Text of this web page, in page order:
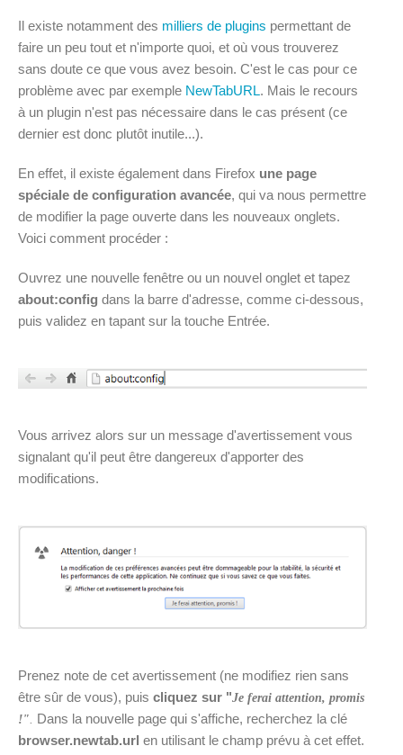
Il existe notamment des milliers de plugins permettant de
faire un peu tout et n'importe quoi, et où vous trouverez
sans doute ce que vous avez besoin. C'est le cas pour ce
problème avec par exemple NewTabURL. Mais le recours
à un plugin n'est pas nécessaire dans le cas présent (ce
dernier est donc plutôt inutile...).
En effet, il existe également dans Firefox une page
spéciale de configuration avancée, qui va nous permettre
de modifier la page ouverte dans les nouveaux onglets.
Voici comment procéder :
Ouvrez une nouvelle fenêtre ou un nouvel onglet et tapez
about:config dans la barre d'adresse, comme ci-dessous,
puis validez en tapant sur la touche Entrée.
Vous arrivez alors sur un message d'avertissement vous
signalant qu'il peut être dangereux d'apporter des
modifications.
Prenez note de cet avertissement (ne modifiez rien sans
être sûr de vous), puis cliquez sur "Je ferai attention, promis
!"
Dans la nouvelle page qui s'affiche, recherchez la clé
browser.newtab.url en utilisant le champ prévu à cet effet.